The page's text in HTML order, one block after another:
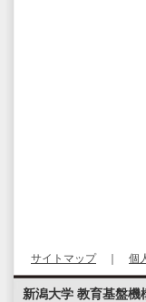
サイトマップ｜ 個
新潟大学 教育基盤